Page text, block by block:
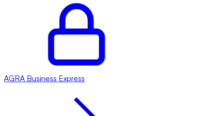
AGRA Business Express